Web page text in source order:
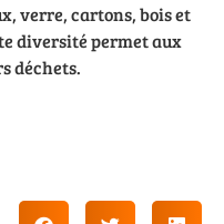
verre, cartons, bois et
diversité permet aux
déchets.